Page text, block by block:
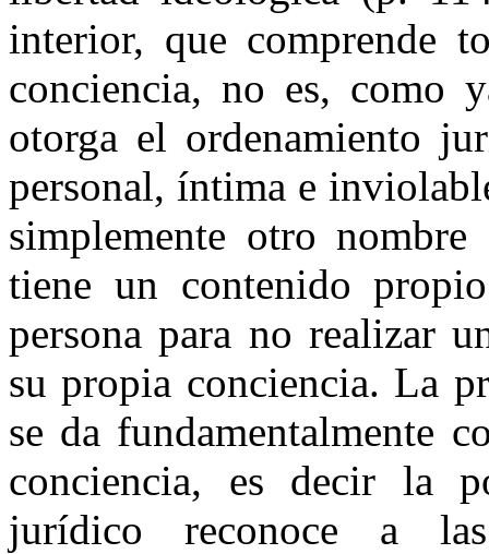
interior, que comprende
conciencia, no es, como
otorga el ordenamiento
personal, íntima e
simplemente otro
tiene un contenido
persona para no realizar
su propia conciencia. La
se da fundamentalmente
conciencia, es decir la
jurídico reconoce a